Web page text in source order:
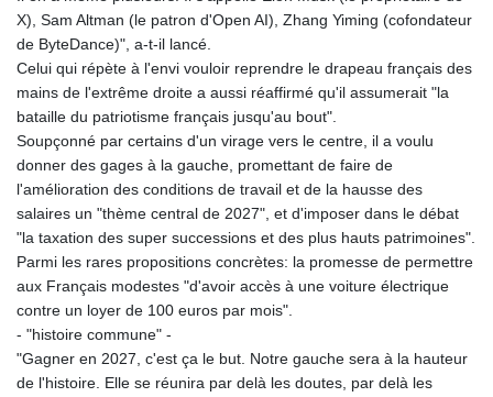
X), Sam Altman (le patron d'Open AI), Zhang Yiming (cofondateur
de ByteDance)", a-t-il lancé.
Celui qui répète à l'envi vouloir reprendre le drapeau français des
mains de l'extrême droite a aussi réaffirmé qu'il assumerait "la
bataille du patriotisme français jusqu'au bout".
Soupçonné par certains d'un virage vers le centre, il a voulu
donner des gages à la gauche, promettant de faire de
l'amélioration des conditions de travail et de la hausse des
salaires un "thème central de 2027", et d'imposer dans le débat
"la taxation des super successions et des plus hauts patrimoines".
Parmi les rares propositions concrètes: la promesse de permettre
aux Français modestes "d'avoir accès à une voiture électrique
contre un loyer de 100 euros par mois".
- "histoire commune" -
"Gagner en 2027, c'est ça le but. Notre gauche sera à la hauteur
de l'histoire. Elle se réunira par delà les doutes, par delà les